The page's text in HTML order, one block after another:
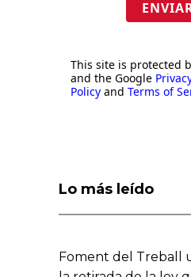
This site is protected
and the Google
Policy and Terms of
Lo más leído
Foment del Treball